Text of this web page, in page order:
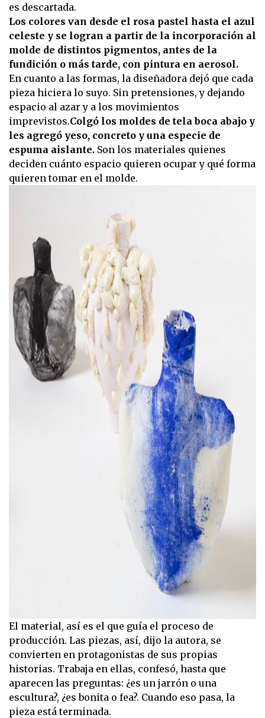
es descartada.
Los colores van desde el rosa pastel hasta el azul
celeste y se logran a partir de la incorporación al
molde de distintos pigmentos, antes de la
fundición o más tarde, con pintura en aerosol.
En cuanto a las formas, la diseñadora dejó que cada
pieza hiciera lo suyo. Sin pretensiones, y dejando
espacio al azar y a los movimientos
imprevistos.Colgó los moldes de tela boca abajo y
les agregó yeso, concreto y una especie de
espuma aislante. Son los materiales quienes
deciden cuánto espacio quieren ocupar y qué forma
quieren tomar en el molde.
El material, así es el que guía el proceso de
producción. Las piezas, así, dijo la autora, se
convierten en protagonistas de sus propias
historias. Trabaja en ellas, confesó, hasta que
aparecen las preguntas: ¿es un jarrón o una
escultura?, ¿es bonita o fea?. Cuando eso pasa, la
pieza está terminada.